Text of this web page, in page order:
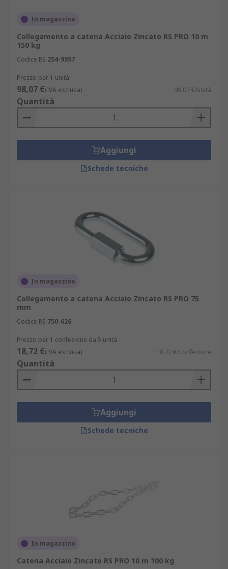
In magazzino
Collegamento a catena Acciaio Zincato RS PRO 10 m
150 kg
Codice RS 254-9957
Prezzo per 1 unità
98,07 €(IVA esclusa) 98,07 €/unità
Quantità
Aggiungi
Schede tecniche
In magazzino
Collegamento a catena Acciaio Zincato RS PRO 75
mm
Codice RS 750-626
Prezzo per 1 confezione da 5 unità
18,72 €(IVA esclusa) 18,72 €/confezione
Quantità
Aggiungi
Schede tecniche
In magazzino
Catena Acciaio Zincato RS PRO 10 m 100 kg